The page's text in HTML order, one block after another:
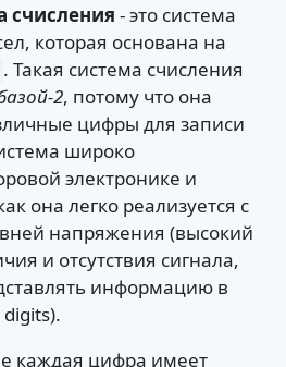
счисления - это система
которая основана на
. Такая система счисления
2, потому что она
цифры для записи
широко
электронике и
она легко реализуется с
напряжения (высокий
и отсутствия сигнала,
информацию в
каждая цифра имеет